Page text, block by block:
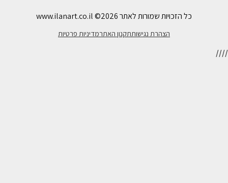
כל הזכויות שמורות לאתר www.ilanart.co.il©2026
הצהרת נגישותתקנון האתרמדיניות פרטיות
//
//